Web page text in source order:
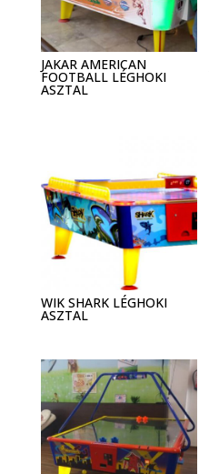
JAKAR AMERICAN
FOOTBALL LÉGHOKI
ASZTAL
WIK SHARK LÉGHOKI
ASZTAL